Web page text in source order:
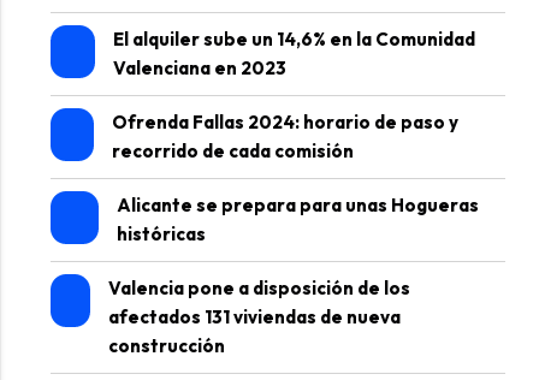
El alquiler sube un 14,6% en la Comunidad
Valenciana en 2023
Ofrenda Fallas 2024: horario de paso y
recorrido de cada comisión
Alicante se prepara para unas Hogueras
históricas
Valencia pone a disposición de los
afectados 131 viviendas de nueva
construcción